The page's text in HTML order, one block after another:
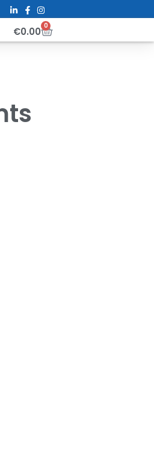
€0.00 0